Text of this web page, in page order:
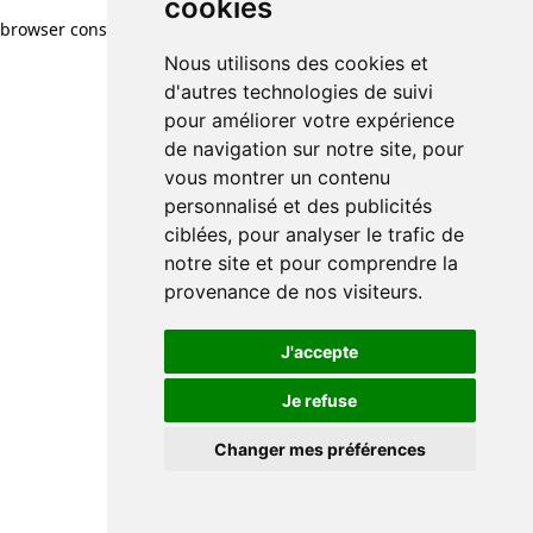
cookies
Nous utilisons des cookies et
d'autres technologies de suivi
pour améliorer votre expérience
de navigation sur notre site, pour
vous montrer un contenu
personnalisé et des publicités
ciblées, pour analyser le trafic de
notre site et pour comprendre la
provenance de nos visiteurs.
J'accepte
Je refuse
Changer mes préférences
browser console for more information)